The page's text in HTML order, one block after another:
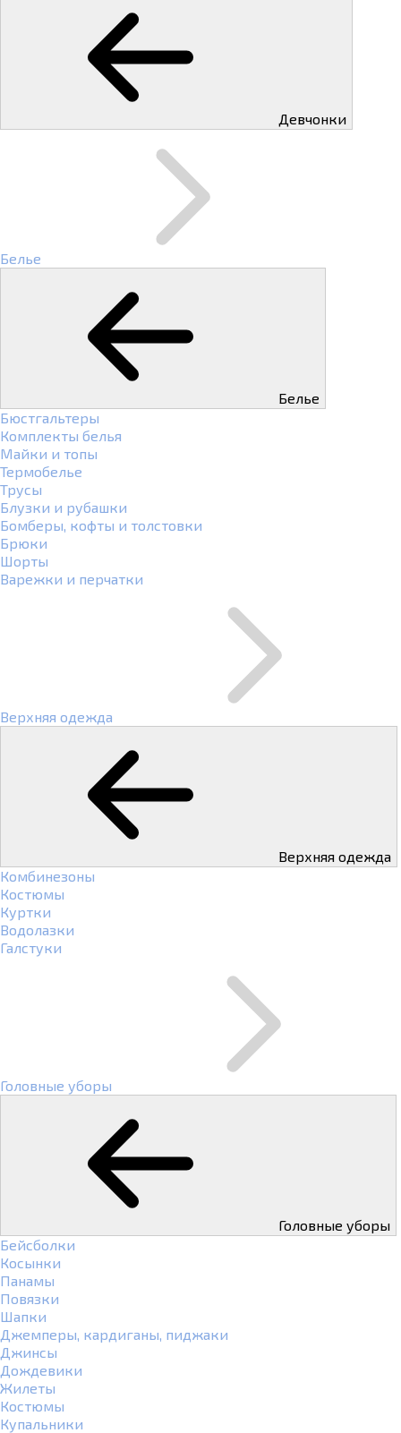
Девчонки
Белье
Белье
Бюстгальтеры
Комплекты белья
Майки и топы
Термобелье
Трусы
Блузки и рубашки
Бомберы, кофты и толстовки
Брюки
Шорты
Варежки и перчатки
Верхняя одежда
Верхняя одежда
Комбинезоны
Костюмы
Куртки
Водолазки
Галстуки
Головные уборы
Головные уборы
Бейсболки
Косынки
Панамы
Повязки
Шапки
Джемперы, кардиганы, пиджаки
Джинсы
Дождевики
Жилеты
Костюмы
Купальники